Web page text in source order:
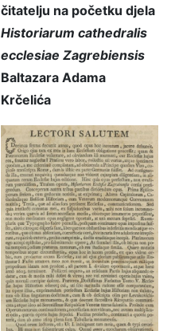
čitatelju na početku djela
Historiarum cathedralis
ecclesiae Zagrebiensis
Baltazara Adama
Krčelića